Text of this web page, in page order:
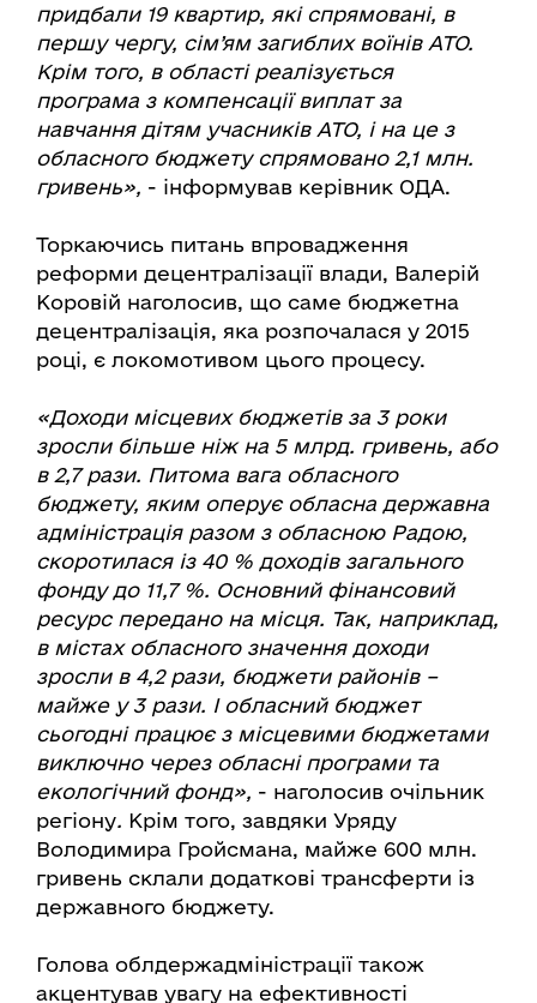
придбали 19 квартир, які спрямовані, в
першу чергу, сім’ям загиблих воїнів АТО.
Крім того, в області реалізується
програма з компенсації виплат за
навчання дітям учасників АТО, і на це з
обласного бюджету спрямовано 2,1 млн.
гривень», - інформував керівник ОДА.
Торкаючись питань впровадження
реформи децентралізації влади, Валерій
Коровій наголосив, що саме бюджетна
децентралізація, яка розпочалася у 2015
році, є локомотивом цього процесу.
«Доходи місцевих бюджетів за 3 роки
зросли більше ніж на 5 млрд. гривень, або
в 2,7 рази. Питома вага обласного
бюджету, яким оперує обласна державна
адміністрація разом з обласною Радою,
скоротилася із 40 % доходів загального
фонду до 11,7 %. Основний фінансовий
ресурс передано на місця. Так, наприклад,
в містах обласного значення доходи
зросли в 4,2 рази, бюджети районів –
майже у 3 рази. І обласний бюджет
сьогодні працює з місцевими бюджетами
виключно через обласні програми та
екологічний фонд», - наголосив очільник
регіону. Крім того, завдяки Уряду
Володимира Гройсмана, майже 600 млн.
гривень склали додаткові трансферти із
державного бюджету.
Голова облдержадміністрації також
акцентував увагу на ефективності